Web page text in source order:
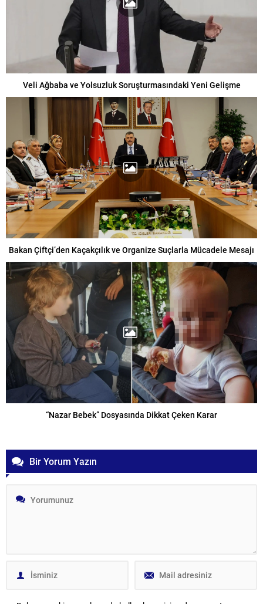
Veli Ağbaba ve Yolsuzluk Soruşturmasındaki Yeni Gelişme
Bakan Çiftçi’den Kaçakçılık ve Organize Suçlarla Mücadele Mesajı
“Nazar Bebek” Dosyasında Dikkat Çeken Karar
Bir Yorum Yazın